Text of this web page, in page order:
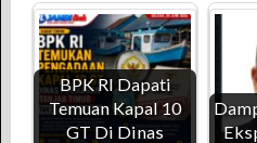
BPK RI Dapati
Temuan Kapal 10
GT Di Dinas